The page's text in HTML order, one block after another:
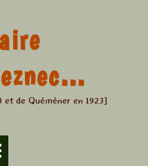
et de Quéméner en 1923]